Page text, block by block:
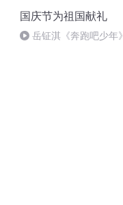
国庆节为祖国献礼
岳钲淇《奔跑吧少年》